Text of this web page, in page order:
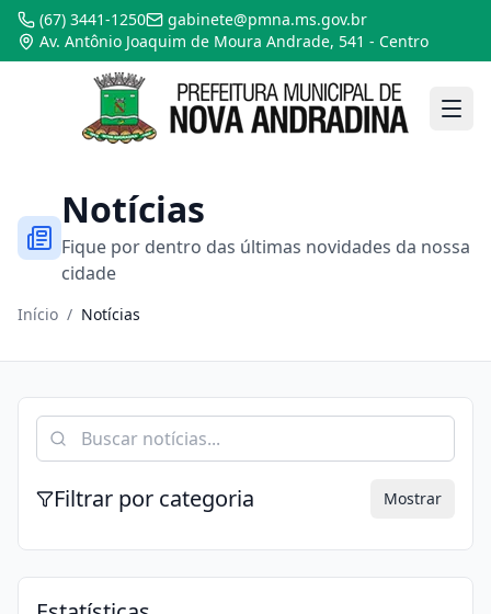
(67) 3441-1250
gabinete@pmna.ms.gov.br
Av. Antônio Joaquim de Moura Andrade, 541 - Centro
Notícias
Fique por dentro das últimas novidades da nossa
cidade
Início / Notícias
Filtrar por categoria Mostrar